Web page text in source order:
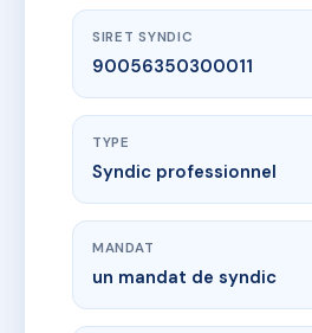
SIRET SYNDIC
90056350300011
TYPE
Syndic professionnel
MANDAT
un mandat de syndic